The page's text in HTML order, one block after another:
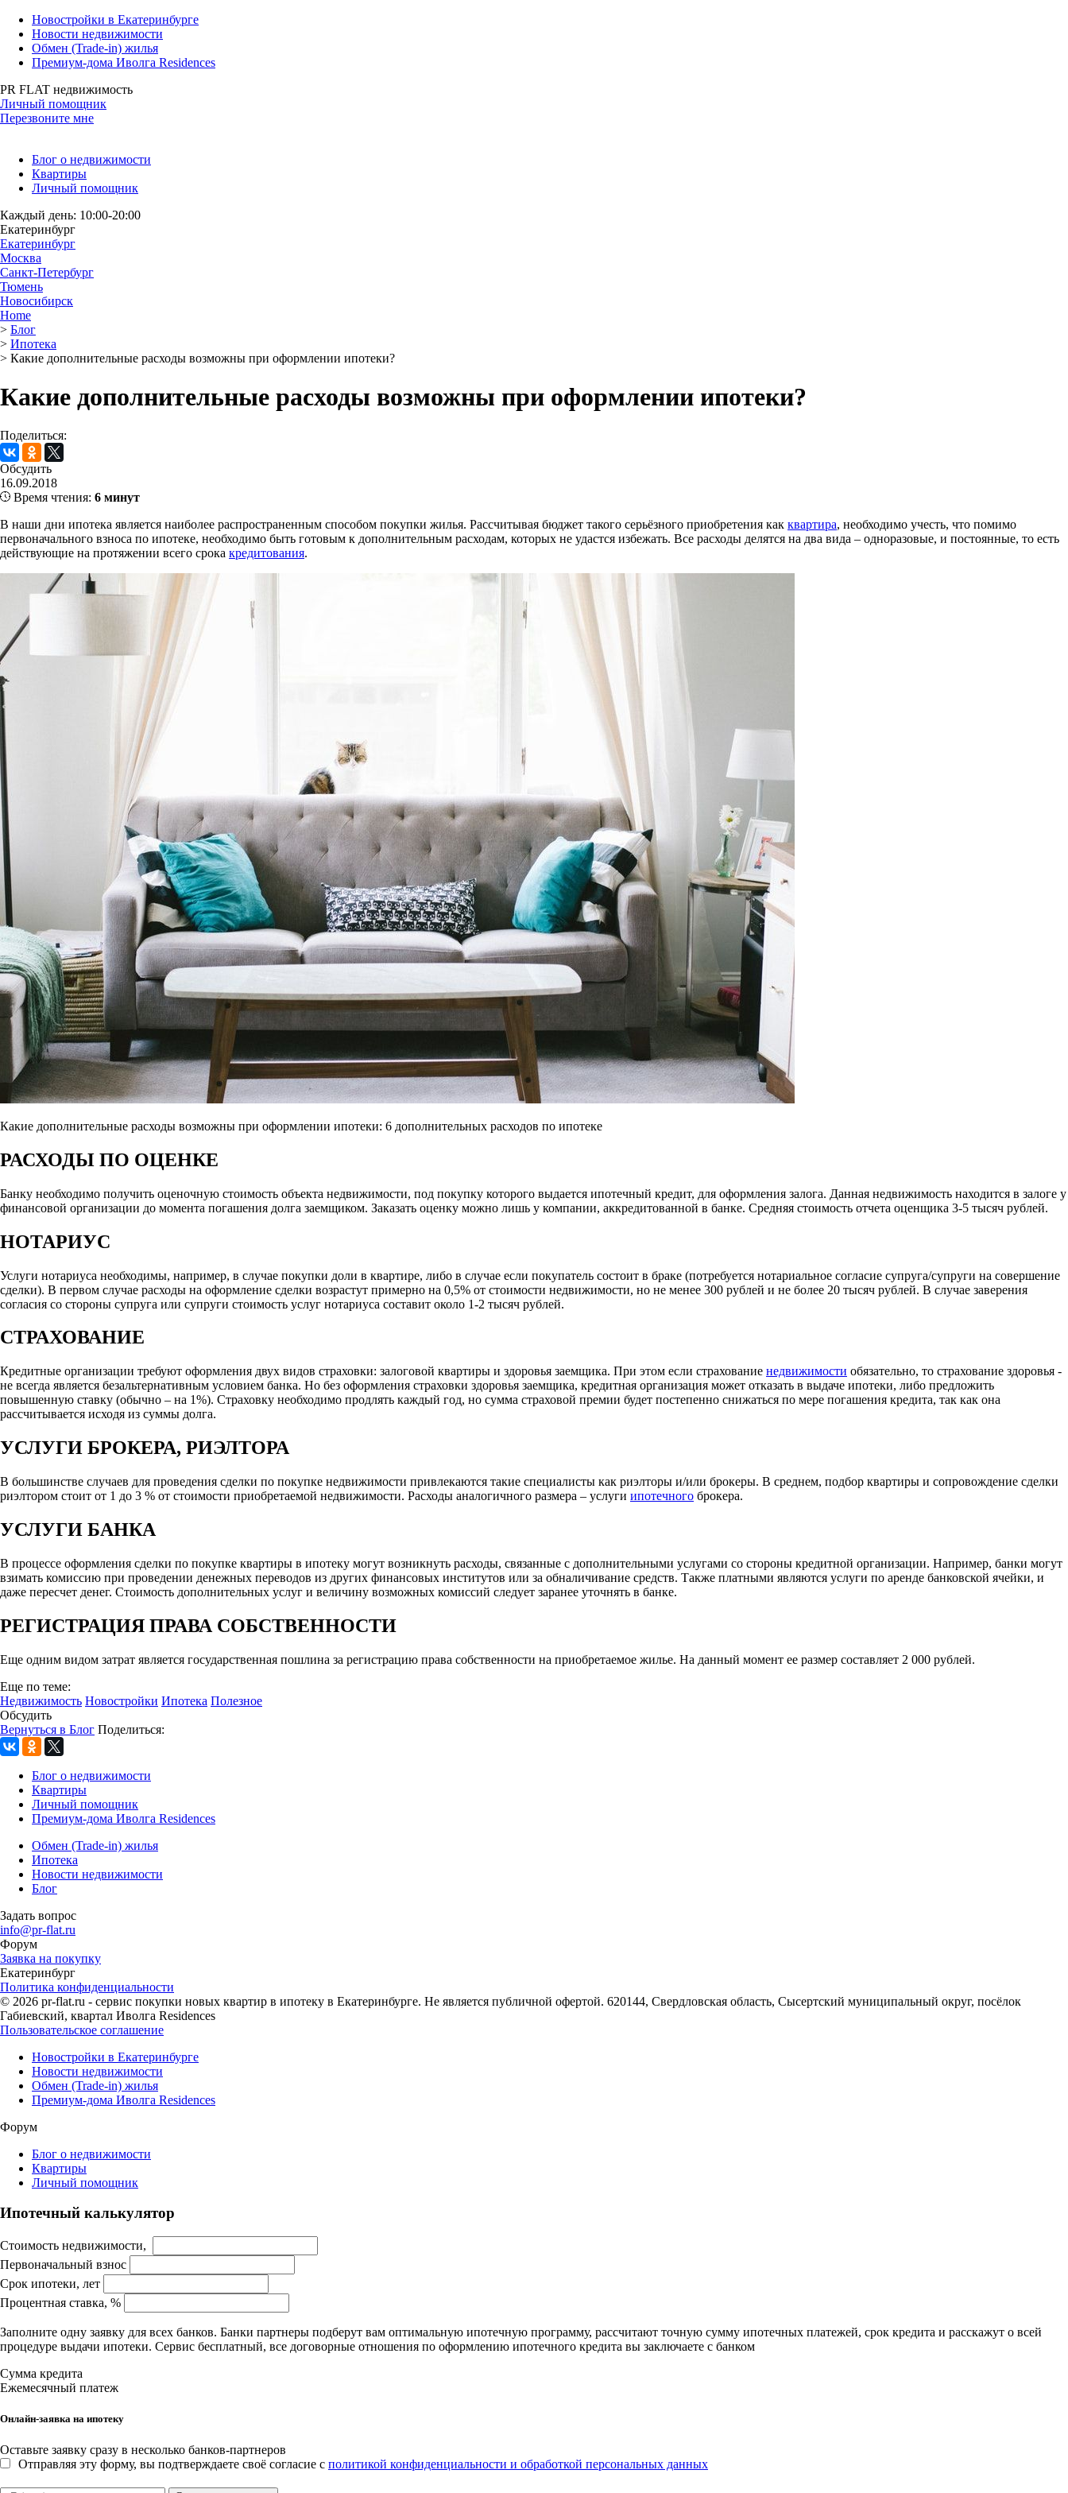
Новостройки в Екатеринбурге
Новости недвижимости
Обмен (Trade-in) жилья
Премиум-дома Иволга Residences
PR FLAT недвижимость
Личный помощник
Перезвоните мне
Блог о недвижимости
Квартиры
Личный помощник
Каждый день: 10:00-20:00
Екатеринбург
Екатеринбург
Москва
Санкт-Петербург
Тюмень
Новосибирск
Home
> Блог
> Ипотека
> Какие дополнительные расходы возможны при оформлении ипотеки?
Какие дополнительные расходы возможны при оформлении ипотеки?
Поделиться:
Обсудить
16.09.2018
Время чтения: 6 минут
В наши дни ипотека является наиболее распространенным способом покупки жилья. Рассчитывая бюджет такого серьёзного приобретения как квартира, необходимо учесть, что помимо
первоначального взноса по ипотеке, необходимо быть готовым к дополнительным расходам, которых не удастся избежать. Все расходы делятся на два вида – одноразовые, и постоянные, то есть
действующие на протяжении всего срока кредитования.
Какие дополнительные расходы возможны при оформлении ипотеки: 6 дополнительных расходов по ипотеке
РАСХОДЫ ПО ОЦЕНКЕ
Банку необходимо получить оценочную стоимость объекта недвижимости, под покупку которого выдается ипотечный кредит, для оформления залога. Данная недвижимость находится в залоге у
финансовой организации до момента погашения долга заемщиком. Заказать оценку можно лишь у компании, аккредитованной в банке. Средняя стоимость отчета оценщика 3-5 тысяч рублей.
НОТАРИУС
Услуги нотариуса необходимы, например, в случае покупки доли в квартире, либо в случае если покупатель состоит в браке (потребуется нотариальное согласие супруга/супруги на совершение
сделки). В первом случае расходы на оформление сделки возрастут примерно на 0,5% от стоимости недвижимости, но не менее 300 рублей и не более 20 тысяч рублей. В случае заверения
согласия со стороны супруга или супруги стоимость услуг нотариуса составит около 1-2 тысяч рублей.
СТРАХОВАНИЕ
Кредитные организации требуют оформления двух видов страховки: залоговой квартиры и здоровья заемщика. При этом если страхование недвижимости обязательно, то страхование здоровья -
не всегда является безальтернативным условием банка. Но без оформления страховки здоровья заемщика, кредитная организация может отказать в выдаче ипотеки, либо предложить
повышенную ставку (обычно – на 1%). Страховку необходимо продлять каждый год, но сумма страховой премии будет постепенно снижаться по мере погашения кредита, так как она
рассчитывается исходя из суммы долга.
УСЛУГИ БРОКЕРА, РИЭЛТОРА
В большинстве случаев для проведения сделки по покупке недвижимости привлекаются такие специалисты как риэлторы и/или брокеры. В среднем, подбор квартиры и сопровождение сделки
риэлтором стоит от 1 до 3 % от стоимости приобретаемой недвижимости. Расходы аналогичного размера – услуги ипотечного брокера.
УСЛУГИ БАНКА
В процессе оформления сделки по покупке квартиры в ипотеку могут возникнуть расходы, связанные с дополнительными услугами со стороны кредитной организации. Например, банки могут
взимать комиссию при проведении денежных переводов из других финансовых институтов или за обналичивание средств. Также платными являются услуги по аренде банковской ячейки, и
даже пересчет денег. Стоимость дополнительных услуг и величину возможных комиссий следует заранее уточнять в банке.
РЕГИСТРАЦИЯ ПРАВА СОБСТВЕННОСТИ
Еще одним видом затрат является государственная пошлина за регистрацию права собственности на приобретаемое жилье. На данный момент ее размер составляет 2 000 рублей.
Еще по теме:
Недвижимость Новостройки Ипотека Полезное
Обсудить
Вернуться в Блог Поделиться:
Блог о недвижимости
Квартиры
Личный помощник
Премиум-дома Иволга Residences
Обмен (Trade-in) жилья
Ипотека
Новости недвижимости
Блог
Задать вопрос
info@pr-flat.ru
Форум
Заявка на покупку
Екатеринбург
Политика конфиденциальности
© 2026 pr-flat.ru - сервис покупки новых квартир в ипотеку в Екатеринбурге. Не является публичной офертой. 620144, Свердловская область, Сысертский муниципальный округ, посёлок
Габиевский, квартал Иволга Residences
Пользовательское соглашение
Новостройки в Екатеринбурге
Новости недвижимости
Обмен (Trade-in) жилья
Премиум-дома Иволга Residences
Форум
Блог о недвижимости
Квартиры
Личный помощник
Ипотечный калькулятор
Стоимость недвижимости,
Первоначальный взнос
Срок ипотеки, лет
Процентная ставка, %
Заполните одну заявку для всех банков. Банки партнеры подберут вам оптимальную ипотечную программу, рассчитают точную сумму ипотечных платежей, срок кредита и расскажут о всей
процедуре выдачи ипотеки. Сервис бесплатный, все договорные отношения по оформлению ипотечного кредита вы заключаете с банком
Сумма кредита
Ежемесячный платеж
Онлайн-заявка на ипотеку
Оставьте заявку сразу в несколько банков-партнеров
Отправляя эту форму, вы подтверждаете своё согласие с политикой конфиденциальности и обработкой персональных данных